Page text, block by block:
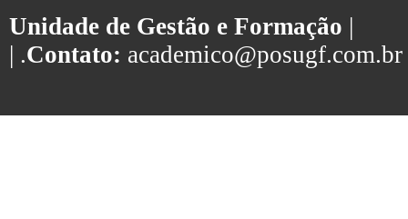
Unidade de Gestão e Formação |
| .Contato: academico@posugf.com.br